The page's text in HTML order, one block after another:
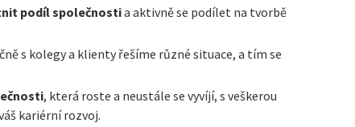
podíl společnostia aktivně se podílet na tvorbě
s kolegy a klienty řešíme různé situace, a tím se
, která roste a neustále se vyvíjí, s veškerou
kariérní rozvoj.